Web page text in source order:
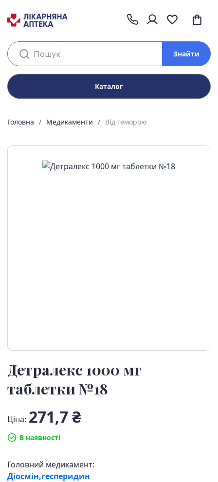
Каталог
Знайти
Головна Медикаменти Від геморою
Детралекс 1000 мг
таблетки №18
Ціна: 271,7 ₴
В наявності
Головний медикамент:
Діосмін,гесперидин